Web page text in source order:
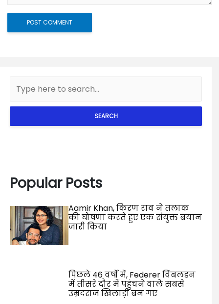
SEARCH
Popular Posts
Aamir Khan, किरण राव ने तलाक
की घोषणा करते हुए एक संयुक्त बयान
जारी किया
पिछले 46 वर्षों में, Federer विंबलडन
में तीसरे दौर में पहुंचने वाले सबसे
उम्रदराज खिलाड़ी बन गए